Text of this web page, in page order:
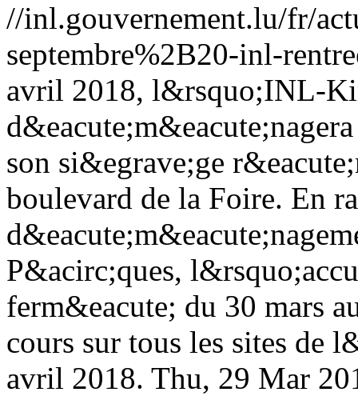
//inl.gouvernement.lu/fr/
septembre%2B20-inl-
avril 2018, l&rsquo;INL-
son si&egrave;ge
boulevard de la Foire. En
P&acirc;ques,
ferm&eacute; du 30 mars
cours sur tous les sites de
avril 2018. Thu, 29 Mar